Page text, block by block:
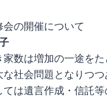
会の開催について
数は増加の一途をた
社会問題となりつつ
は遺言作成・信託